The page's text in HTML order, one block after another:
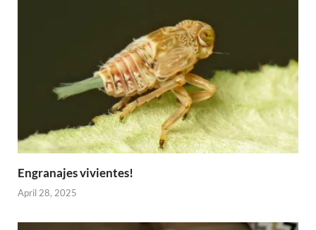
Engranajes vivientes!
April 28, 2025